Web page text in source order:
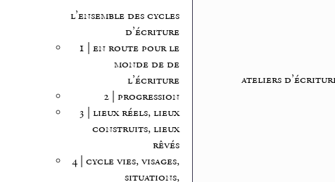
l’ensemble des cycles
d’écriture
1 | en route pour le
monde de de
l’écriture
2 | progression
3 | lieux réels, lieux
construits, lieux
rêvés
4 | cycle vies, visages,
situations,
ateliers